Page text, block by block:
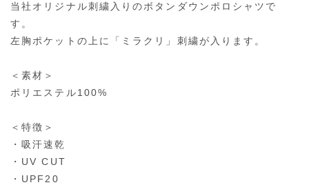
当社オリジナル刺繍入りのボタンダウンポロシャツで
す。
左胸ポケットの上に「ミラクリ」刺繍が入ります。
＜素材＞
ポリエステル100%
＜特徴＞
・吸汗速乾
・UV CUT
・UPF20